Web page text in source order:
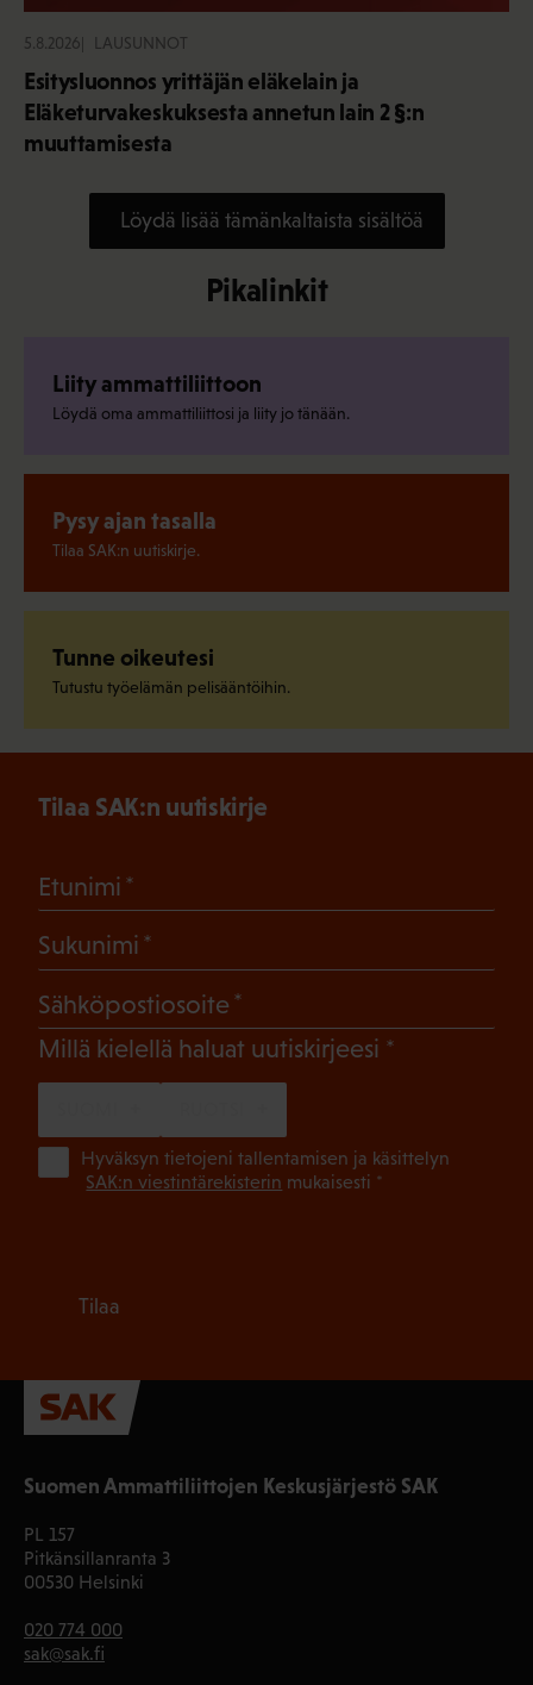
5.8.2026 LAUSUNNOT
Esitysluonnos yrittäjän eläkelain ja
Eläketurvakeskuksesta annetun lain 2 §:n
muuttamisesta
Löydä lisää tämänkaltaista sisältöä
Pikalinkit
Liity ammattiliittoon
Löydä oma ammattiliittosi ja liity jo tänään.
Pysy ajan tasalla
Tilaa SAK:n uutiskirje.
Tunne oikeutesi
Tutustu työelämän pelisääntöihin.
Suomen Ammattiliittojen Keskusjärjestö SAK
PL 157
Pitkänsillanranta 3
00530 Helsinki
020 774 000
sak@sak.fi
Tilaa SAK:n uutiskirje
Etunimi
Sukunimi
Sähköpostiosoite
Millä kielellä haluat uutiskirjeesi (Pakollinen)
Hyväksyn tietojeni tallentamisen ja käsittelyn
SAK:n viestintärekisterin mukaisesti *
Tilaa